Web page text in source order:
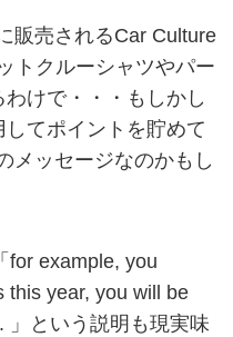
販売されるCar Culture
トクルーシャツやパー
けで・・・もしかし
てポイントを貯めて
メッセージなのかもし
for example, you
this year, you will be
」という説明も現実味